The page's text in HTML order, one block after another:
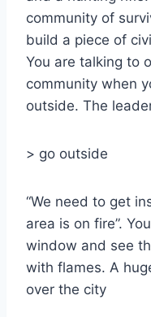
community of
build a piece of
You are talking to
community when
outside. The
> go outside
“We need to get
area is on fire”.
window and see
with flames. A
over the city